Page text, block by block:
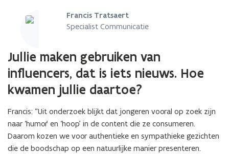
Francis Tratsaert
Specialist Communicatie
Jullie maken gebruiken van
influencers, dat is iets nieuws. Hoe
kwamen jullie daartoe?
Francis: “Uit onderzoek blijkt dat jongeren vooral op zoek zijn
naar ‘humor’ en ‘hoop’ in de content die ze consumeren.
Daarom kozen we voor authentieke en sympathieke gezichten
die de boodschap op een natuurlijke manier presenteren.